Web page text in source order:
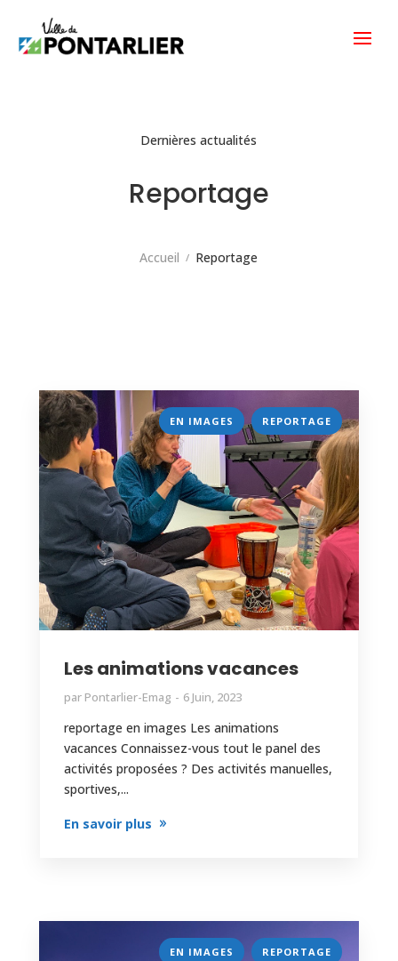
Dernières actualités
Reportage
Accueil Reportage
EN IMAGES , REPORTAGE
Les animations vacances
par Pontarlier-Emag 6 Juin, 2023
reportage en images Les animations
vacances Connaissez-vous tout le panel des
activités proposées ? Des activités manuelles,
sportives,...
En savoir plus
EN IMAGES , REPORTAGE